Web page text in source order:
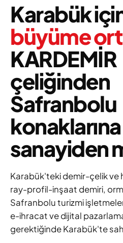
Karabük
büyüme
KARDEMİR
çeliğinden
Safranbolu
sanayiden
Karabük'teki demir-çelik ve
ray-profil-inşaat demiri,
Safranbolu turizmi
e-ihracat ve dijital
gerektiğinde Karabük'te